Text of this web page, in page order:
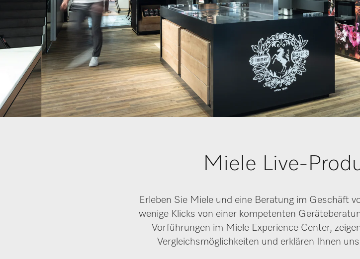
Miele Live-
Erleben Sie Miele und eine Beratung im Geschäft
wenige Klicks von einer kompetenten
Vorführungen im Miele Experience Center,
Vergleichsmöglichkeiten und erklären Ihnen